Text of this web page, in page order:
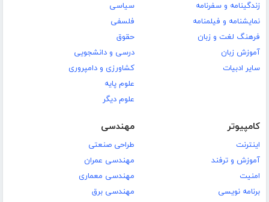
زندگینامه و سفرنامه
نمایشنامه و فیلمنامه
فرهنگ لغت و زبان
آموزش زبان
سایر ادبیات
سیاسی
فلسفی
حقوق
درسی و دانشجویی
کشاورزی و دامپروری
علوم پایه
علوم دیگر
کامپیوتر
اینترنت
آموزش و ترفند
امنیت
برنامه نویسی
مهندسی
طراحی صنعتی
مهندسی عمران
مهندسی معماری
مهندسی برق